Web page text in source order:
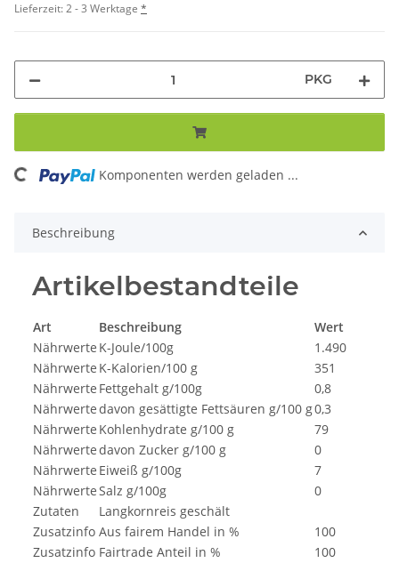
Lieferzeit:2 - 3 Werktage *
PKG
Komponenten werden geladen ...
Beschreibung
Artikelbestandteile
Art Beschreibung
Wert
Nährwerte K-Joule/100g
1.490
Nährwerte K-Kalorien/100 g
351
Nährwerte Fettgehalt g/100g
0,8
Nährwertedavon gesättigte Fettsäuren g/100 g0,3
Nährwerte Kohlenhydrate g/100 g
79
Nährwertedavon Zucker g/100 g
0
Nährwerte Eiweiß g/100g
7
NährwerteSalz g/100g
0
Zutaten
Langkornreis geschält
Zusatzinfo Aus fairem Handel in %
100
Zusatzinfo Fairtrade Anteil in %
100